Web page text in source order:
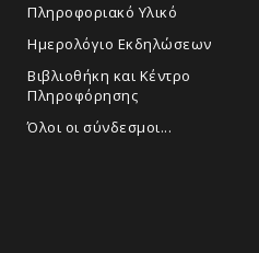
Πληροφοριακό Υλικό
Ημερολόγιο Εκδηλώσεων
Βιβλιοθήκη και Κέντρο
Πληροφόρησης
Όλοι οι σύνδεσμοι...